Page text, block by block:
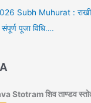
Subh Muhurat : राखी
पूजा विधि….
Stotram शिव ताण्डव